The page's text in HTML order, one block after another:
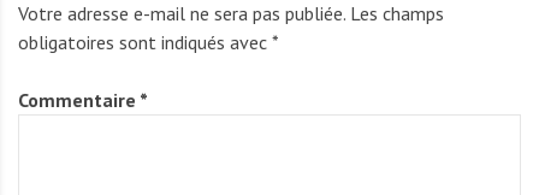
Votre adresse e-mail ne sera pas publiée. Les champs
obligatoires sont indiqués avec *
Commentaire *